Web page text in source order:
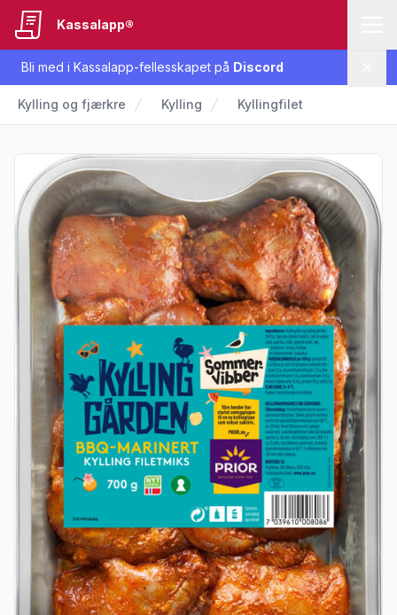
Bli med i Kassalapp-fellesskapet på Discord
Kassalapp®
Kylling og fjærkre Kylling Kyllingfilet